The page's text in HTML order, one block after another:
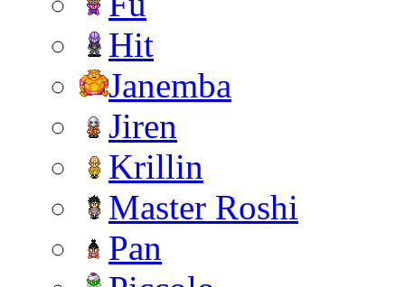
Hit
Janemba
Jiren
Krillin
Master Roshi
Pan